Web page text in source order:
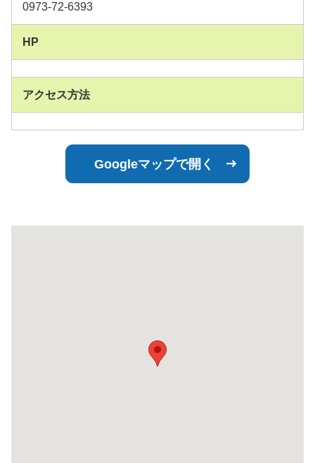
0973-72-6393
HP
アクセス方法
Googleマップで開く